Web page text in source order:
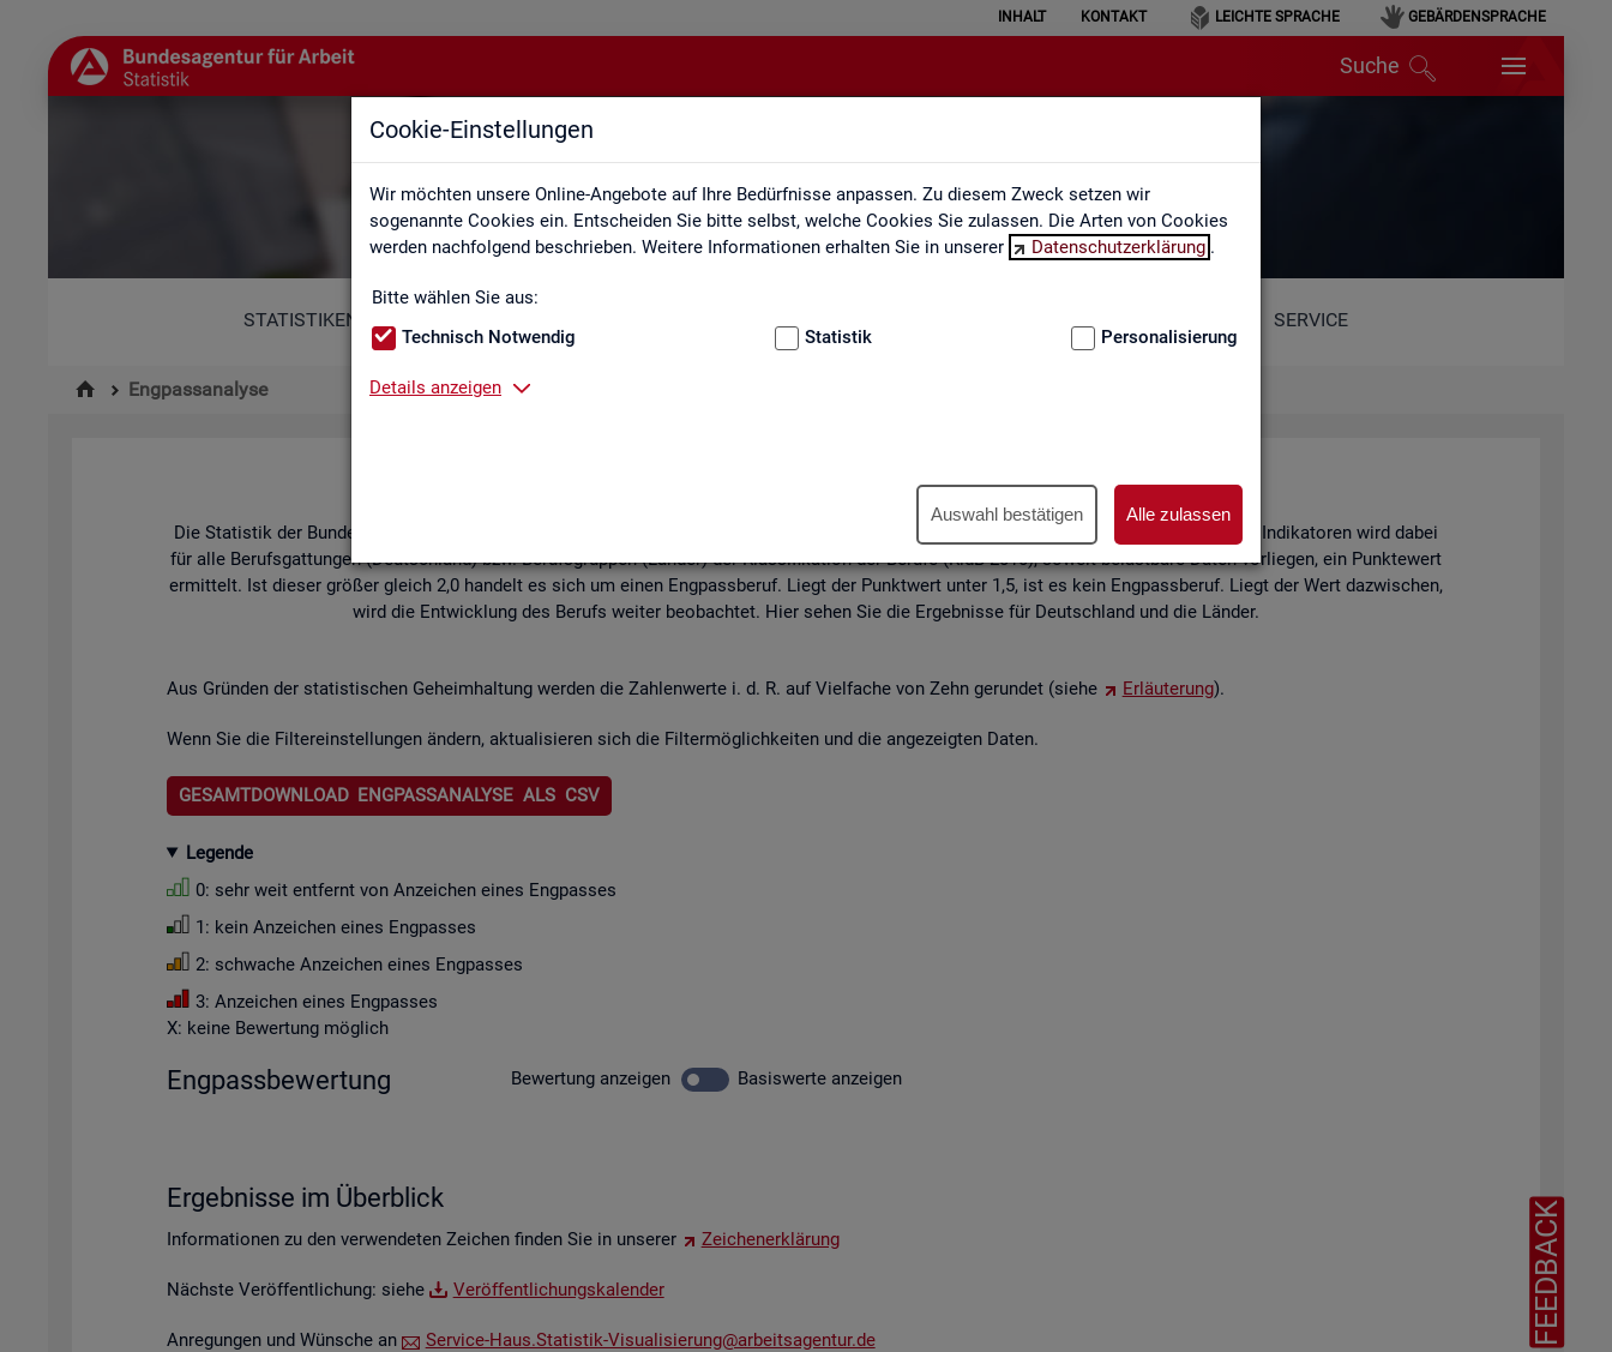
Cookie-Einstellungen
Wir möchten unsere Online-Angebote auf Ihre Bedürfnisse anpassen. Zu diesem Zweck setzen wir
sogenannte Cookies ein. Entscheiden Sie bitte selbst, welche Cookies Sie zulassen. Die Arten von Cookies
werden nachfolgend beschrieben. Weitere Informationen erhalten Sie in unserer
Datenschutzerklärung .
Bitte wählen Sie aus:
Technisch Notwendig
Statistik Personalisierung
Details anzeigen
Auswahl bestätigen Alle zulassen
INHALT KONTAKT LEICHTE SPRACHE GEBÄRDENSPRACHE
Suche
Engpassanalyse
STATISTIKEN SERVICE
Engpassanalyse
Eng­pass­ana­ly­se
Die Sta­tis­tik der Bun­des­agen­tur für Ar­beit be­wer­tet ein­mal jähr­lich die Fach­kräf­te­si­tua­ti­on am Ar­beits­markt. An­hand von 6 sta­tis­ti­schen In­di­ka­to­ren wird dabei
für alle Be­rufs­gat­tun­gen (Deutsch­land) bzw. Be­rufs­grup­pen (Län­der) der Klas­si­fi­ka­ti­on der Be­ru­fe (KldB 2010), so­weit be­last­ba­re Daten vor­lie­gen, ein Punk­te­wert
er­mit­telt. Ist die­ser grö­ßer gleich 2,0 han­delt es sich um einen Eng­pass­be­ruf. Liegt der Punkt­wert unter 1,5, ist es kein Eng­pass­be­ruf. Liegt der Wert da­zwi­schen,
wird die Ent­wick­lung des Be­rufs wei­ter be­ob­ach­tet. Hier sehen Sie die Er­geb­nis­se für Deutsch­land und die Län­der.
Aus Grün­den der sta­tis­ti­schen Ge­heim­hal­tung wer­den die Zah­len­wer­te i. d. R. auf Viel­fa­che von Zehn ge­run­det (siehe Er­läu­te­rung).
Wenn Sie die Fil­ter­ein­stel­lun­gen än­dern, ak­tua­li­sie­ren sich die Fil­ter­mög­lich­kei­ten und die an­ge­zeig­ten Daten.
GESAMTDOWNLOAD ENGPASSANALYSE ALS CSV
Le­gen­de
0: sehr weit ent­fernt von An­zei­chen eines Eng­pas­ses
1: kein An­zei­chen eines Eng­pas­ses
2: schwa­che An­zei­chen eines Eng­pas­ses
3: An­zei­chen eines Eng­pas­ses
X: keine Be­wer­tung mög­lich
Eng­pass­be­wer­tung Be­wer­tung an­zei­gen Ba­sis­wer­te an­zei­gen
Er­geb­nis­se im Über­blick
In­for­ma­tio­nen zu den ver­wen­de­ten Zei­chen fin­den Sie in un­se­rer Zei­chen­er­klä­rung
Nächs­te Ver­öf­fent­li­chung: siehe Ver­öf­fent­li­chungs­ka­len­der
An­re­gun­gen und Wün­sche an Ser­vice-Haus.​Statistik-​Vis​uali​sier​ung@​arb​eits​agen​tur.​de FEEDBACK